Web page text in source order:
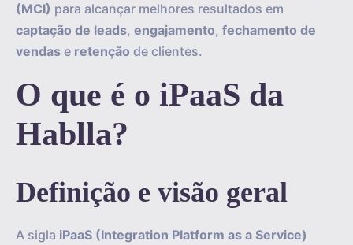
(MCI) para alcançar melhores resultados em
captação de leads, engajamento, fechamento de
vendas e retenção de clientes.
O que é o iPaaS da
Hablla?
Definição e visão geral
A sigla iPaaS (Integration Platform as a Service)